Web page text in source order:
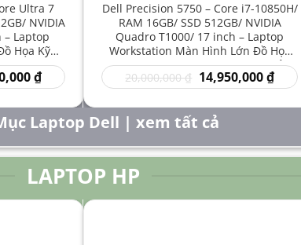
Ultra 7
NVIDIA
– Laptop
Họa Kỹ
Mạnh
₫.
₫Giá
hiện
là:
29,950,000 ₫.
Dell Precision 5750 – Core i7-10850H/
RAM 16GB/ SSD 512GB/ NVIDIA
Quadro T1000/ 17 inch – Laptop
Workstation Màn Hình Lớn Đồ Họa
Kỹ Thuật Chuyên Nghiệp Giá Rẻ
20,000,000₫ Giá
gốc
20,000,000 ₫.
14,950,000₫Giá
hiện
là:
Laptop Dell | xem tất cả
LAPTOP HP